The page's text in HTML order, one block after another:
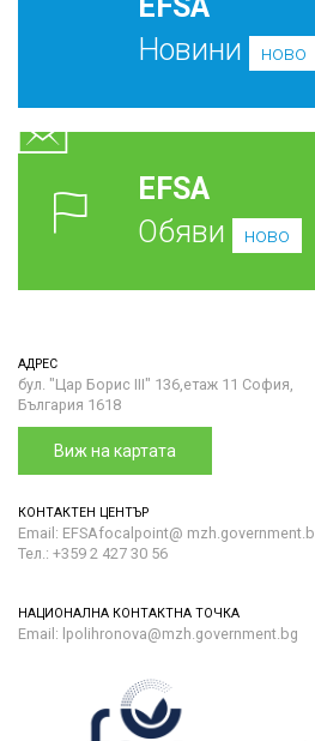
Новини
ново
EFSA
Обяви
ново
АДРЕС
бул. "Цар Борис III" 136,етаж 11 София,
България 1618
Виж на картата
КОНТАКТЕН ЦЕНТЪР
Email: EFSAfocalpoint@
Тел.: +359 2 427 30 56
НАЦИОНАЛНА КОНТАКТНА ТОЧКА
Email: lpolihronova@mzh.government.bg